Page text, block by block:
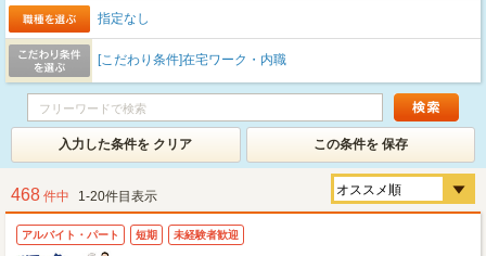
指定なし
[こだわり条件]在宅ワーク・内職
入力した条件を クリア この条件を 保存
468 件中 1-20件目表示
アルバイト・パート 短期 未経験者歓迎